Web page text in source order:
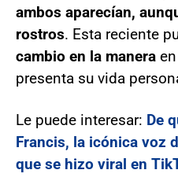
ambos aparecían,
rostros. Esta reciente
cambio en la manera
presenta su vida
Le puede interesar: De
Francis, la icónica voz
que se hizo viral en